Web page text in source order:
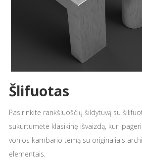
Šlifuotas
Pasirinkite rankšluoščių šildytuvą su
sukurtumėte klasikinę išvaizdą, kuri
vonios kambario temą su originaliais
elementais.